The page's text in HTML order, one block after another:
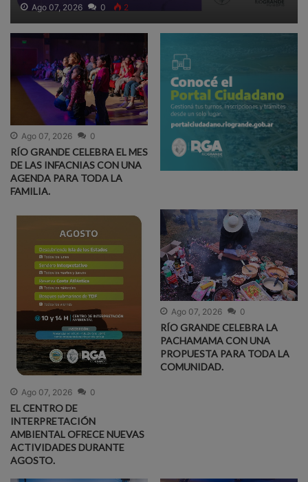
Ago 07, 2026 0 2
Ago 07, 2026 0
RÍO GRANDE CELEBRA EL MES
DE LAS INFACNIAS CON UNA
AGENDA PARA TODA LA
FAMILIA.
Ago 07, 2026 0
EL CENTRO DE
INTERPRETACIÓN
AMBIENTAL OFRECE NUEVAS
ACTIVIDADES DURANTE
AGOSTO.
Ago 07, 2026 0
RÍO GRANDE CELEBRA LA
PACHAMAMA CON UNA
PROPUESTA PARA TODA LA
COMUNIDAD.